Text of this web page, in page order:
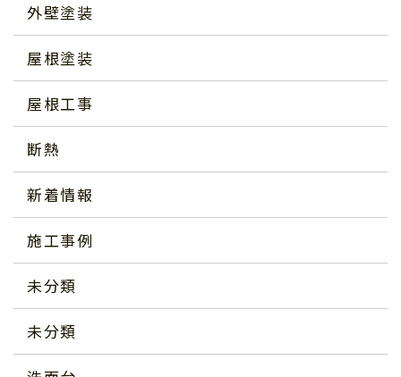
外壁塗装
屋根塗装
屋根工事
断熱
新着情報
施工事例
未分類
未分類